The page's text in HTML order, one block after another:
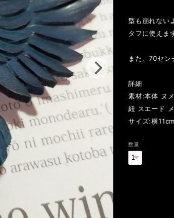
型も崩れない
タフに使えま
また、70セン
詳細
素材:本体 ヌ
紐 スエード
サイズ:横
数量